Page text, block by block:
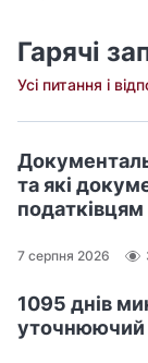
Гарячі
Усі питання і
та які
податківцям
7 серпня 2026
1095 днів
уточнюючий